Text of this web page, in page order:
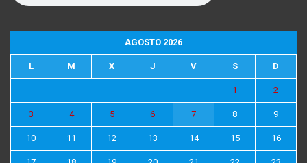
AGOSTO 2026
L M X J V S D
1 2
3 4 5 6 7 8 9
10 11 12 13 14 15 16